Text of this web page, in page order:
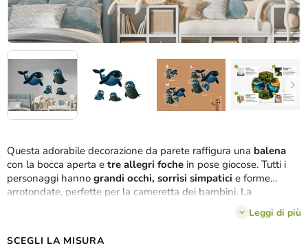
Questa adorabile decorazione da parete raffigura una balena
con la bocca aperta e tre allegri foche in pose giocose. Tutti i
personaggi hanno grandi occhi, sorrisi simpatici e forme
arrotondate, perfette per la cameretta dei bambini. La
decorazione ha un effetto amichevole e allegro e stimola laLeggi di più
SCEGLI LA MISURA